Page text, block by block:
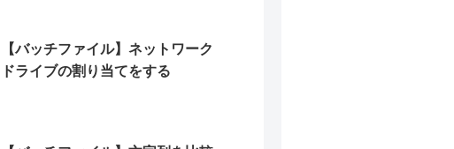
【バッチファイル】ネットワーク
ドライブの割り当てをする